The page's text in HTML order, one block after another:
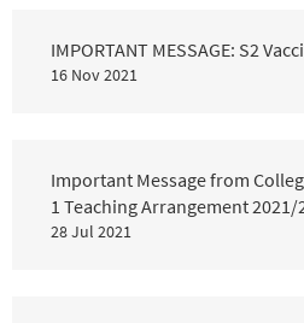
IMPORTANT MESSAGE: S2
16 Nov 2021
Important Message from
1 Teaching Arrangement 2021/
28 Jul 2021